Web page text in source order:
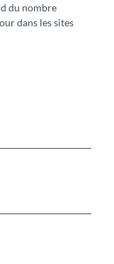
du nombre
dans les sites